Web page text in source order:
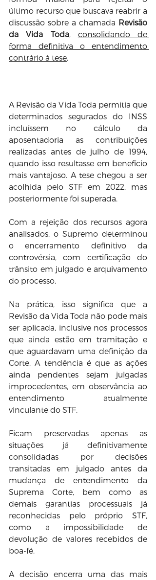
último recurso que buscava reabrir a
discussão sobre a chamada Revisão
da Vida Toda, consolidando de
forma definitiva o entendimento
contrário à tese
A Revisão da Vida Toda permitia que
determinados segurados do INSS
incluíssem no cálculo da
aposentadoria as contribuições
realizadas antes de julho de 1994,
quando isso resultasse em benefício
mais vantajoso. A tese chegou a ser
acolhida pelo STF em 2022, mas
posteriormente foi superada.
Com a rejeição dos recursos agora
analisados, o Supremo determinou
o encerramento definitivo da
controvérsia, com certificação do
trânsito em julgado e arquivamento
do processo.
Na prática, isso significa que a
Revisão da Vida Toda não pode mais
ser aplicada, inclusive nos processos
que ainda estão em tramitação e
que aguardavam uma definição da
Corte. A tendência é que as ações
ainda pendentes sejam julgadas
improcedentes, em observância ao
entendimento atualmente
vinculante do STF.
Ficam preservadas apenas as
situações já definitivamente
consolidadas por decisões
transitadas em julgado antes da
mudança de entendimento da
Suprema Corte, bem como as
demais garantias processuais já
reconhecidas pelo próprio STF,
como a impossibilidade de
devolução de valores recebidos de
boa-fé.
A decisão encerra uma das mais